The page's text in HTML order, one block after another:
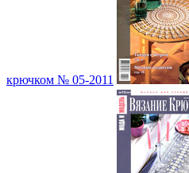
крючком № 05-2011